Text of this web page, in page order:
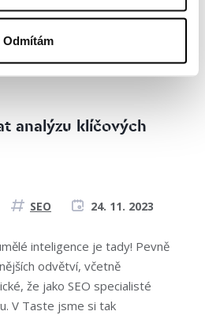
Odmítám
za poslední týdny
Oleksandr Dzjula. Kluci shrnuli...
analýzu klíčových
SEO 24. 11. 2023
inteligence je tady! Pevně
odvětví, včetně
že jako SEO specialisté
V Taste jsme si tak